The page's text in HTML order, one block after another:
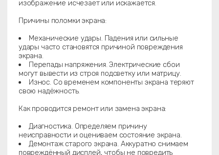
изображение исчезает или искажается.
Причины поломки экрана:
Механические удары. Падения или сильные
удары часто становятся причиной повреждения
экрана.
Перепады напряжения. Электрические сбои
могут вывести из строя подсветку или матрицу.
Износ. Со временем компоненты экрана теряют
свою надёжность.
Как проводится ремонт или замена экрана:
Диагностика. Определяем причину
неисправности и оцениваем состояние экрана.
Демонтаж старого экрана. Аккуратно снимаем
повреждённый дисплей, чтобы не повредить